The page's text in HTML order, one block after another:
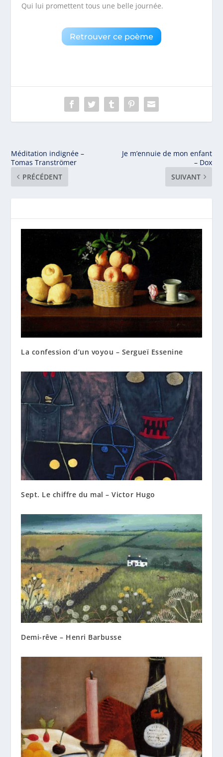
Qui lui promettent tous une belle journée.
Retrouver ce poème
Méditation indignée –
Tomas Tranströmer
PRÉCÉDENT
Je m’ennuie de mon enfant
– Dox
SUIVANT
La confession d’un voyou – Sergueï Essenine
Sept. Le chiffre du mal – Victor Hugo
Demi-rêve – Henri Barbusse